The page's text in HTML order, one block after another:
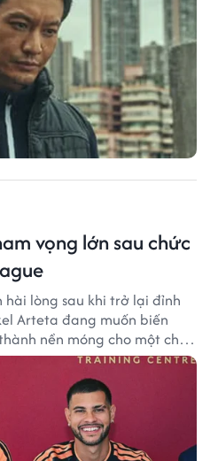
vọng lớn sau chức
hài lòng sau khi trở lại đỉnh
Arteta đang muốn biến
nền móng cho một chu